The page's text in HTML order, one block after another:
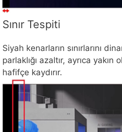
Sınır Tespiti
Siyah kenarların sınırlarını
parlaklığı azaltır, ayrıca yakın
hafifçe kaydırır.